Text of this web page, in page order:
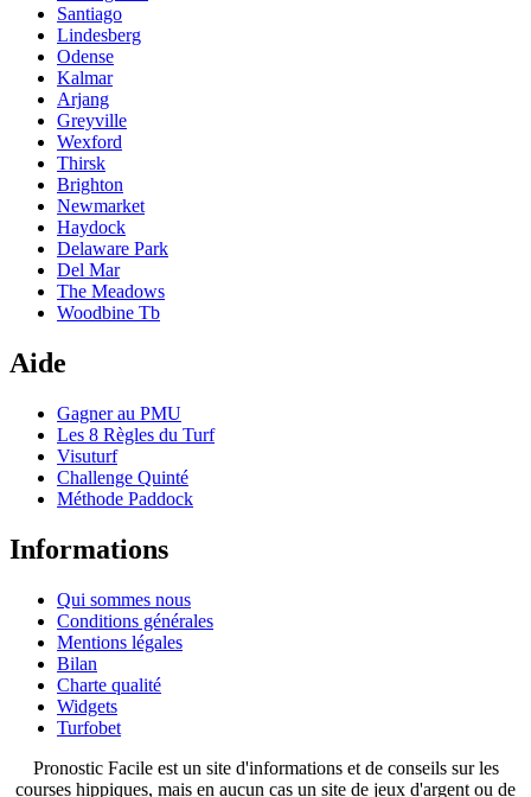
Santiago
Lindesberg
Odense
Kalmar
Arjang
Greyville
Wexford
Thirsk
Brighton
Newmarket
Haydock
Delaware Park
Del Mar
The Meadows
Woodbine Tb
Aide
Gagner au PMU
Les 8 Règles du Turf
Visuturf
Challenge Quinté
Méthode Paddock
Informations
Qui sommes nous
Conditions générales
Mentions légales
Bilan
Charte qualité
Widgets
Turfobet
Pronostic Facile est un site d'informations et de conseils sur les
courses hippiques, mais en aucun cas un site de jeux d'argent ou de